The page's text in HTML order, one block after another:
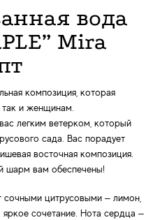
вода
Mira
композиция, которая
и женщинам.
легким ветерком, который
сада. Вас порадует
восточная композиция.
шарм вам обеспечены!
цитрусовыми – лимон,
яркое сочетание. Нота сердца –